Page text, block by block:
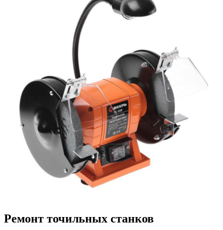
аудиоусилителей
авто акустики, автомобильной акустики
авто мониторов
автохолодильников
автокондиционера
автоматики для генераторов
автоматики управления
автоматики вентустановок
автомобильных телевизоров
автомоек
автотрансформаторов
багги
бактерицидной лампы
беговых дорожек
бензобуров
бензогенераторов
бензоножниц
бензопил
бензорезов
бензорезов
беспроводных систем мониторинга
безменов
Ремонт точильных станков